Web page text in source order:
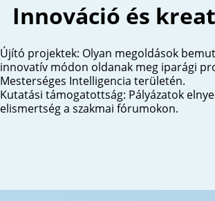
Innováció és
Újító projektek: Olyan megoldások
innovatív módon oldanak meg iparági
Mesterséges Intelligencia területén.
Kutatási támogatottság: Pályázatok
elismertség a szakmai fórumokon.